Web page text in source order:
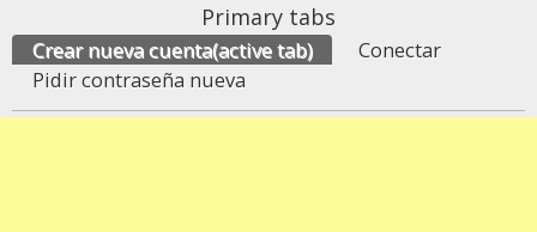
Primary tabs
Crear nueva cuenta(active tab)
Conectar
Pidir contraseña nueva